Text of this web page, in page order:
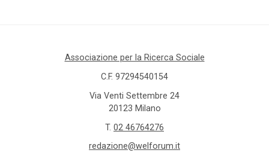
Associazione per la Ricerca Sociale
C.F. 97294540154
Via Venti Settembre 24
20123 Milano
T. 02 46764276
redazione@welforum.it